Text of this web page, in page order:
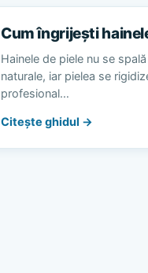
Cum îngrijești
Hainele de piele nu se
naturale, iar pielea se
profesional…
Citește ghidul →